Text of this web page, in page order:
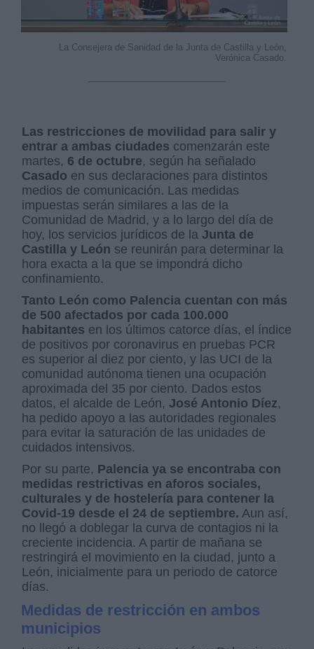
La Consejera de Sanidad de la Junta de Castilla y León,
Verónica Casado.
Las restricciones de movilidad para salir y
entrar a ambas ciudades comenzarán este
martes, 6 de octubre, según ha señalado
Casado en sus declaraciones para distintos
medios de comunicación. Las medidas
impuestas serán similares a las de la
Comunidad de Madrid, y a lo largo del día de
hoy, los servicios jurídicos de la Junta de
Castilla y León se reunirán para determinar la
hora exacta a la que se impondrá dicho
confinamiento.
Tanto León como Palencia cuentan con más
de 500 afectados por cada 100.000
habitantes en los últimos catorce días, el índice
de positivos por coronavirus en pruebas PCR
es superior al diez por ciento, y las UCI de la
comunidad autónoma tienen una ocupación
aproximada del 35 por ciento. Dados estos
datos, el alcalde de León, José Antonio Díez,
ha pedido apoyo a las autoridades regionales
para evitar la saturación de las unidades de
cuidados intensivos.
Por su parte, Palencia ya se encontraba con
medidas restrictivas en aforos sociales,
culturales y de hostelería para contener la
Covid-19 desde el 24 de septiembre. Aun así,
no llegó a doblegar la curva de contagios ni la
creciente incidencia. A partir de mañana se
restringirá el movimiento en la ciudad, junto a
León, inicialmente para un periodo de catorce
días.
Medidas de restricción en ambos
municipios